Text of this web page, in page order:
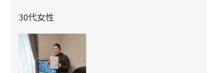
30代女性